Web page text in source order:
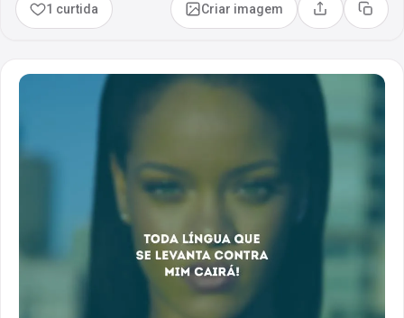
1 curtida Criar imagem Compartilhar
Copiar